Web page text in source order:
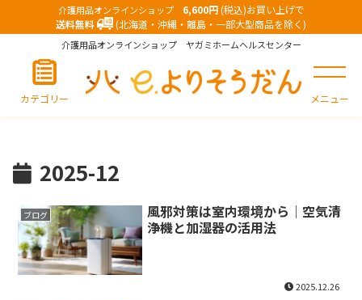
介護用品オンラインショップ 6,600円(税込)お買い上げで
送料無料
(北海道・沖縄・離島・一部大型商品を除く)
介護用品オンラインショップ ヤガミホームヘルスセンター
カテゴリー メニュー
2025-12
ブログ
風邪対策は室内環境から｜空気清
浄機と加湿器の活用法
2025.12.26